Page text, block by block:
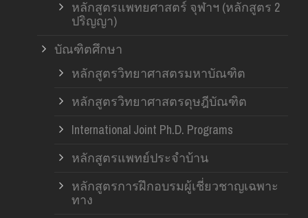
หลักสูตรแพทยศาสตร์ จุฬาฯ (หลักสูตร 2
ปริญญา)
บัณฑิตศึกษา
หลักสูตรวิทยาศาสตรมหาบัณฑิต
หลักสูตรวิทยาศาสตรดุษฎีบัณฑิต
International Joint Ph.D. Programs
หลักสูตรแพทย์ประจำบ้าน
หลักสูตรการฝึกอบรมผู้เชี่ยวชาญเฉพาะ
ทาง